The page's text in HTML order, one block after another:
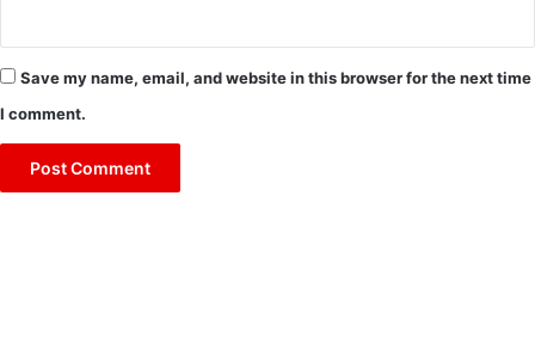
Save my name, email, and website in this browser for the next time
I comment.